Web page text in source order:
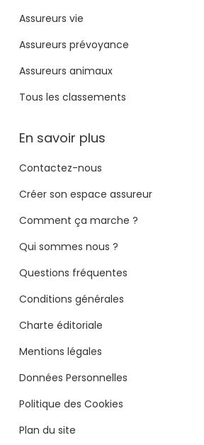
Assureurs vie
Assureurs prévoyance
Assureurs animaux
Tous les classements
En savoir plus
Contactez-nous
Créer son espace assureur
Comment ça marche ?
Qui sommes nous ?
Questions fréquentes
Conditions générales
Charte éditoriale
Mentions légales
Données Personnelles
Politique des Cookies
Plan du site